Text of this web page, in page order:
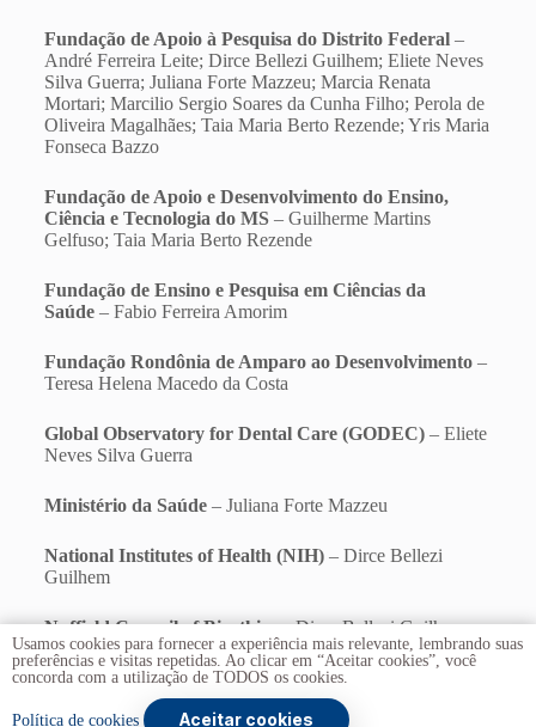
Fundação de Apoio à Pesquisa do Distrito Federal–
André Ferreira Leite; Dirce Bellezi Guilhem; Eliete Neves
Silva Guerra; Juliana Forte Mazzeu; Marcia Renata
Mortari; Marcilio Sergio Soares da Cunha Filho; Perola de
Oliveira Magalhães; Taia Maria Berto Rezende; Yris Maria
Fonseca Bazzo
Fundação de Apoio e Desenvolvimento do Ensino,
Ciência e Tecnologia do MS– Guilherme Martins
Gelfuso; Taia Maria Berto Rezende
Fundação de Ensino e Pesquisa em Ciências da
Saúde– Fabio Ferreira Amorim
Fundação Rondônia de Amparo ao Desenvolvimento –
Teresa Helena Macedo da Costa
Global Observatory for Dental Care (GODEC)– Eliete
Neves Silva Guerra
Ministério da Saúde– Juliana Forte Mazzeu
National Institutes of Health (NIH)– Dirce Bellezi
Guilhem
Nuffield Council of Bioethics– Dirce Bellezi Guilhem
Copyright © 2026 - Universidade de Brasília . Todos os
Usamos cookies para fornecer a experiência mais relevante, lembrando suas
preferências e visitas repetidas. Ao clicar em “Aceitar cookies”, você
concorda com a utilização de TODOS os cookies.
Política de cookies Aceitar cookies